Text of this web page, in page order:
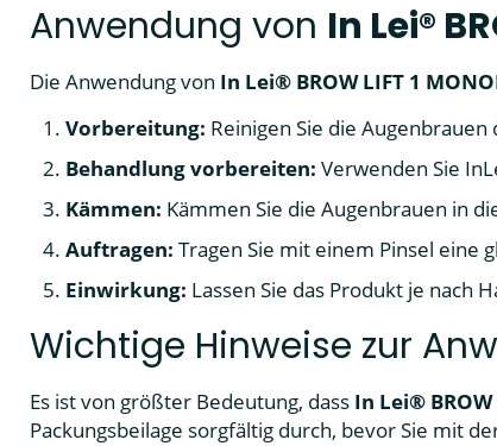
Anwendung von In Lei®
Die Anwendung von In Lei® BROW LIFT 1
Vorbereitung: Reinigen Sie die
Behandlung vorbereiten: Verwenden Sie
Kämmen: Kämmen Sie die Augenbrauen in
Auftragen: Tragen Sie mit einem Pinsel eine
Einwirkung: Lassen Sie das Produkt je nach
Wichtige Hinweise zur
Es ist von größter Bedeutung, dass In Lei® BROW
Packungsbeilage sorgfältig durch, bevor Sie mit